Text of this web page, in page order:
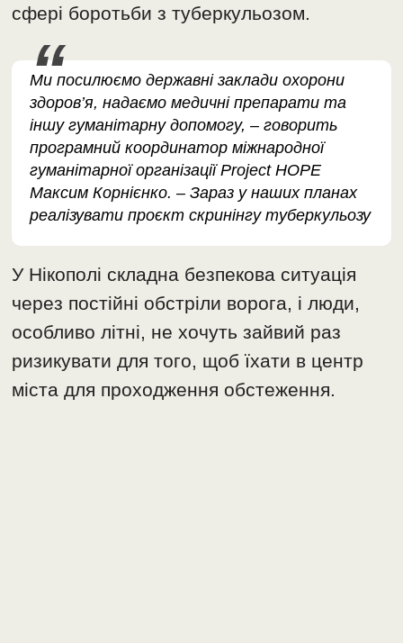
сфері боротьби з туберкульозом.
Ми посилюємо державні заклади охорони
здоров’я, надаємо медичні препарати та
іншу гуманітарну допомогу, – говорить
програмний координатор міжнародної
гуманітарної організації Project HOPE
Максим Корнієнко. – Зараз у наших планах
реалізувати проєкт скринінгу туберкульозу
У Нікополі складна безпекова ситуація
через постійні обстріли ворога, і люди,
особливо літні, не хочуть зайвий раз
ризикувати для того, щоб їхати в центр
міста для проходження обстеження.